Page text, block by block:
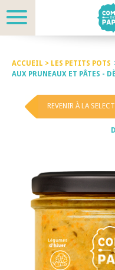
ACCUEIL > LES PETITS POTS
AUX PRUNEAUX ET PÂTES -
REVENIR À LA